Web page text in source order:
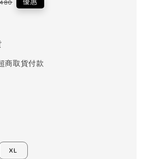
商取貨付款
XL